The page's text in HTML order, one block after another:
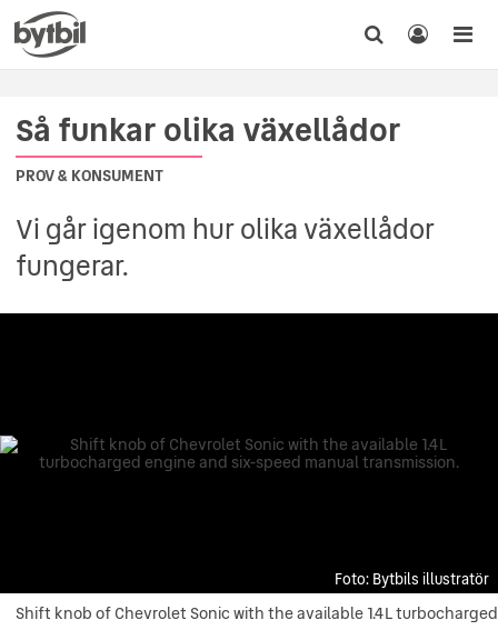
Så funkar olika växellådor
PROV & KONSUMENT
Vi går igenom hur olika växellådor
fungerar.
Bytbils illustratör
Shift knob of Chevrolet Sonic with the available 1.4L
Shift knob of Chevrolet Sonic with the available 1.4L